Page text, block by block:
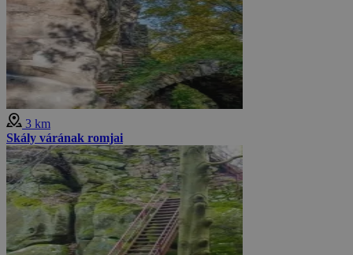
3 km
Skály várának romjai